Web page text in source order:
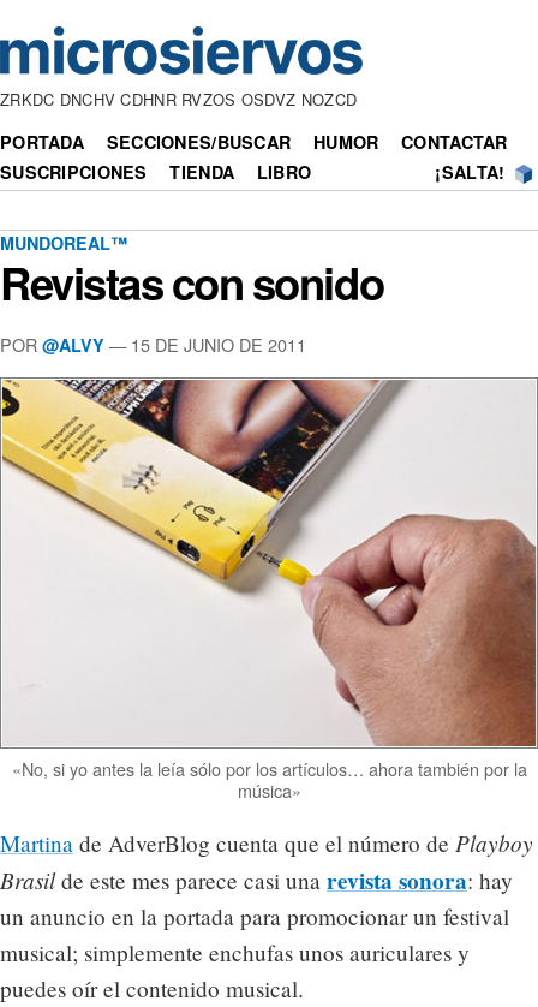
ZRKDC DNCHV CDHNR RVZOS OSDVZ NOZCD
PORTADA SECCIONES/BUSCAR HUMOR
CONTACTAR
SUSCRIPCIONES
TIENDA LIBRO ¡SALTA!
MUNDOREAL™
Revistas con sonido
POR @ALVY — 15 DE JUNIO DE 2011
«No, si yo antes la leía sólo por los artículos… ahora también por la
música»
Martina de AdverBlog cuenta que el número de Playboy
Brasilde este mes parece casi una revista sonora: hay
un anuncio en la portada para promocionar un festival
musical; simplemente enchufas unos auriculares y
puedes oír el contenido musical.